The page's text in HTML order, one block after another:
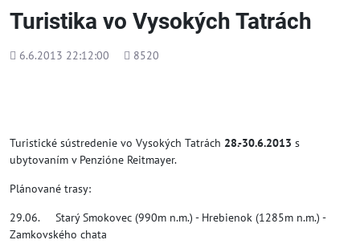
Turistika vo Vysokých Tatrách
Pridané
6.6.2013 22:12:00
Počet
8520
Turistické sústredenie vo Vysokých Tatrách 28.-30.6.2013 s
ubytovaním v Penzióne Reitmayer.
Plánované trasy:
29.06. Starý Smokovec (990m n.m.) - Hrebienok (1285m n.m.) -
Zamkovského chata